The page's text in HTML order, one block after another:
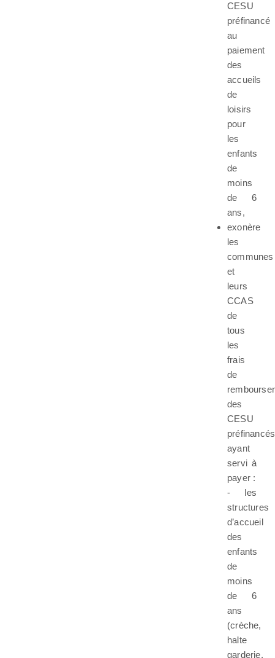
CESU
préfinancé
au
paiement
des
accueils
de
loisirs
pour
les
enfants
de
moins
de 6
ans,
exonère
les
communes
et
leurs
CCAS
de
tous
les
frais
de
des
CESU
préfinancés
ayant
servi à
payer :
- les
structures
d’accueil
des
enfants
de
moins
de 6
ans
(crèche,
halte
garderie,